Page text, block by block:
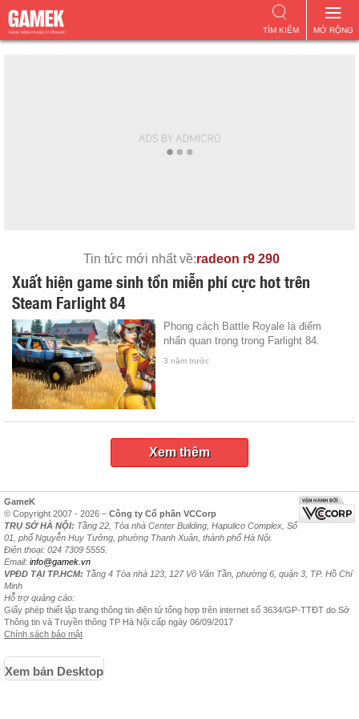
MỞ RỘNG
TÌM KIẾM
Tin tức mới nhất về:radeon r9 290
Xuất hiện game sinh tồn miễn phí cực hot trên
Steam Farlight 84
Phong cách Battle Royale là điểm
nhấn quan trọng trong Farlight 84.
3 năm trước
Xem thêm
GameK
© Copyright 2007 - 2026 – Công ty Cổ phần VCCorp
TRỤ SỞ HÀ NỘI: Tầng 22, Tòa nhà Center Building, Hapulico Complex, Số
01, phố Nguyễn Huy Tưởng, phường Thanh Xuân, thành phố Hà Nội.
Điện thoại: 024 7309 5555.
Email: info@gamek.vn
VPĐD TẠI TP.HCM: Tầng 4 Tòa nhà 123, 127 Võ Văn Tần, phường 6, quận 3, TP. Hồ Chí
Minh
Hỗ trợ quảng cáo:
Giấy phép thiết lập trang thông tin điện tử tổng hợp trên internet số 3634/GP-TTĐT do Sở
Thông tin và Truyền thông TP Hà Nội cấp ngày 06/09/2017
Chính sách bảo mật
Xem bản Desktop